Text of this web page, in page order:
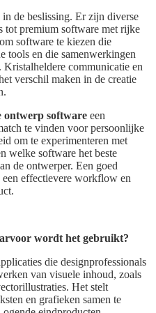
de beslissing. Er zijn diverse
tot premium software met rijke
software te kiezen die
tools en die samenwerkingen
communicatie en
verschil maken in de creatie
ontwerp software een
te vinden voor persoonlijke
om te experimenteren met
welke software het beste
de ontwerper. Een goed
een effectievere workflow en
wordt het gebruikt?
die designprofessionals
van visuele inhoud, zoals
Het stelt
en grafieken samen te